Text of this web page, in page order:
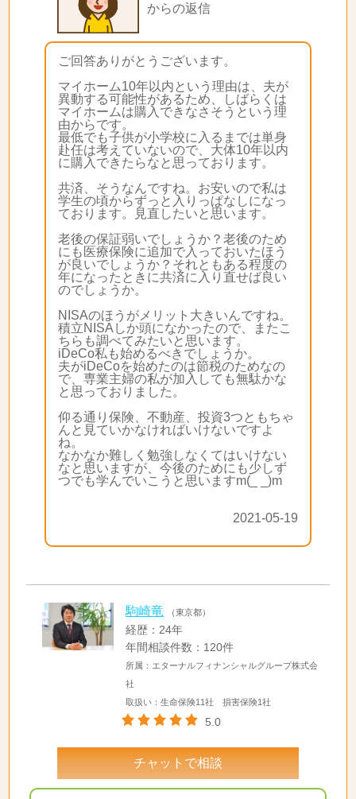
からの返信
ご回答ありがとうございます。
マイホーム10年以内という理由は、夫が
異動する可能性があるため、しばらくは
マイホームは購入できなさそうという理
由からです。
最低でも子供が小学校に入るまでは単身
赴任は考えていないので、大体10年以内
に購入できたらなと思っております。
共済、そうなんですね。お安いので私は
学生の頃からずっと入りっぱなしになっ
ております。見直したいと思います。
老後の保証弱いでしょうか？老後のため
にも医療保険に追加で入っておいたほう
が良いでしょうか？それともある程度の
年になったときに共済に入り直せば良い
のでしょうか。
NISAのほうがメリット大きいんですね。
積立NISAしか頭になかったので、またこ
ちらも調べてみたいと思います。
iDeCo私も始めるべきでしょうか。
夫がiDeCoを始めたのは節税のためなの
で、専業主婦の私が加入しても無駄かな
と思っておりました。
仰る通り保険、不動産、投資3つともちゃ
んと見ていかなければいけないですよ
ね。
なかなか難しく勉強しなくてはいけない
なと思いますが、今後のためにも少しず
つでも学んでいこうと思いますm(_ _)m
2021-05-19
駒崎竜 （東京都）
経歴：24年
年間相談件数：120件
所属：エターナルフィナンシャルグループ株式会
社
取扱い：生命保険11社 損害保険1社
5.0
チャットで相談